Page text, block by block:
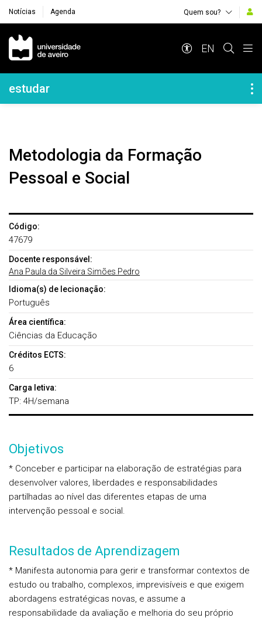
Notícias Agenda Quem sou?
Navegação Principal
EN
Navegação Lateral
estudar
Metodologia da Formação
Pessoal e Social
Código:
47679
Docente responsável:
Ana Paula da Silveira Simões Pedro
Idioma(s) de lecionação:
Português
Área científica:
Ciências da Educação
Créditos ECTS:
6
Carga letiva:
TP: 4H/semana
Objetivos
* Conceber e participar na elaboração de estratégias para
desenvolver valores, liberdades e responsabilidades
partilhadas ao nível das diferentes etapas de uma
intervenção pessoal e social.
Resultados de Aprendizagem
* Manifesta autonomia para gerir e transformar contextos de
estudo ou trabalho, complexos, imprevisíveis e que exigem
abordagens estratégicas novas, e assume a
responsabilidade da avaliação e melhoria do seu próprio